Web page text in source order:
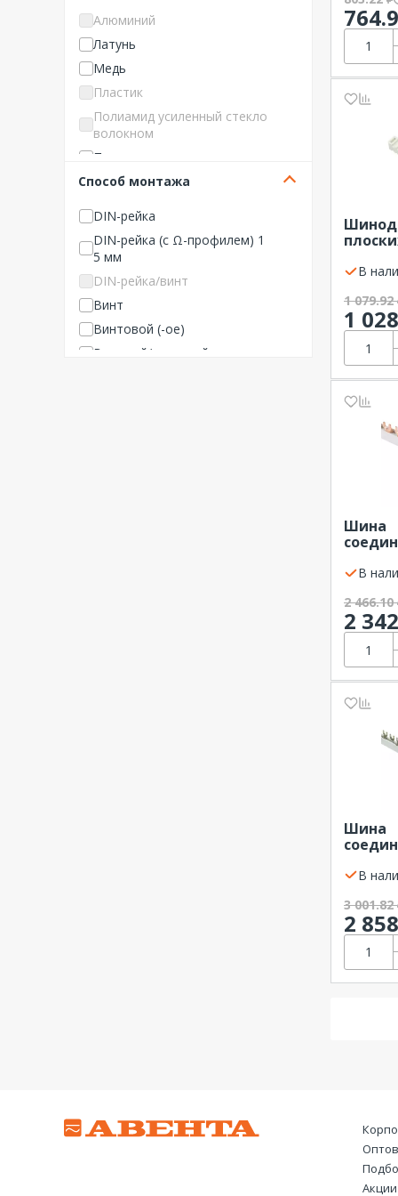
160 А
200 А
210 А
250 А
275 А
300 А
315 А
320 А
400 А
450 А
500 А
600 А
630 А
700 А
16
18
20
22
24
26
48
Алюминий
Латунь
Медь
Пластик
Полиамид усиленный стекло
волокном
Полипропилен
Сталь
Способ монтажа
DIN-рейка
DIN-рейка (с Ω-профилем) 1
5 мм
DIN-рейка/винт
Винт
Винтовой (-ое)
Втычной/вставной
В
1 079.92
1
Шина
EKF
В
2 466.10
2
Шина
EKF
В
3 001.82
2
Акции